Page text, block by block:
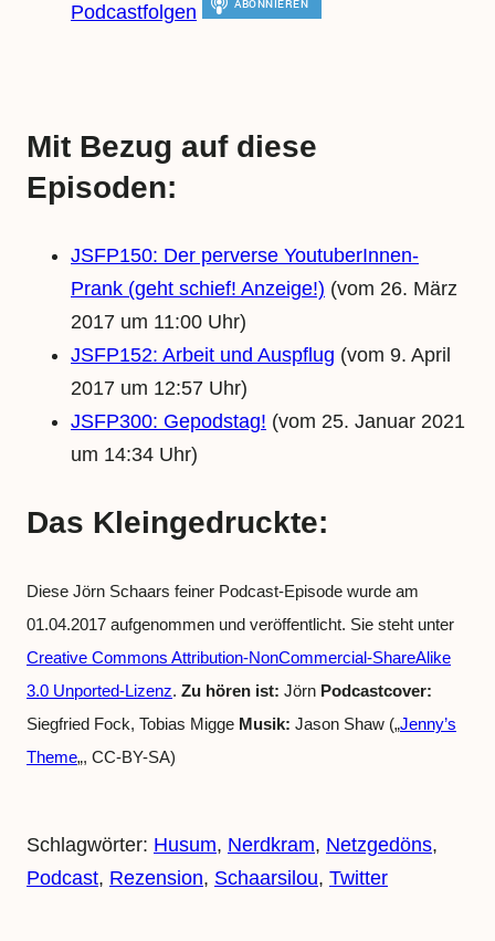
Podcastfolgen
Mit Bezug auf diese
Episoden:
JSFP150: Der perverse YoutuberInnen-
Prank (geht schief! Anzeige!) (vom 26. März
2017 um 11:00 Uhr)
JSFP152: Arbeit und Auspflug (vom 9. April
2017 um 12:57 Uhr)
JSFP300: Gepodstag! (vom 25. Januar 2021
um 14:34 Uhr)
Das Kleingedruckte:
Diese Jörn Schaars feiner Podcast-Episode wurde am
01.04.2017 aufgenommen und veröffentlicht. Sie steht unter
Creative Commons Attribution-NonCommercial-ShareAlike
3.0 Unported-Lizenz. Zu hören ist: Jörn Podcastcover:
Siegfried Fock, Tobias Migge Musik: Jason Shaw („Jenny’s
Theme„, CC-BY-SA)
Schlagwörter: Husum, Nerdkram, Netzgedöns
Podcast, Rezension, Schaarsilou, Twitter